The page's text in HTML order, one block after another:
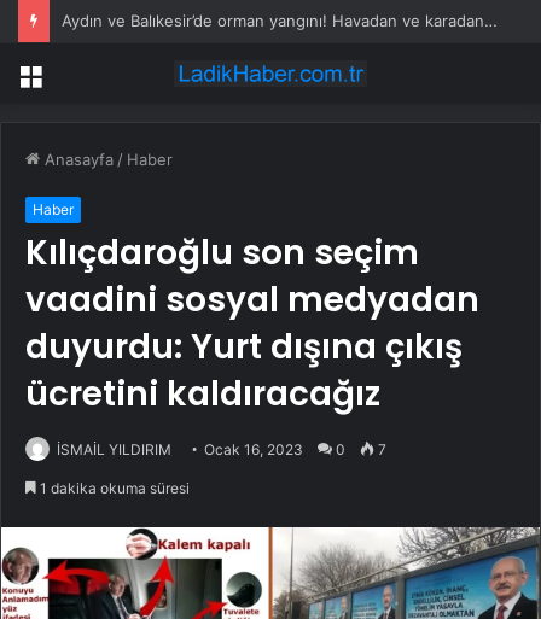
Aydın ve Balıkesir’de orman yangını! Havadan ve karadan müdahale devam ediyor
Menü
Anasayfa / Haber
Haber
Kılıçdaroğlu son seçim
vaadini sosyal medyadan
duyurdu: Yurt dışına çıkış
ücretini kaldıracağız
İSMAİL YILDIRIM Ocak 16, 2023 0 7
1 dakika okuma süresi